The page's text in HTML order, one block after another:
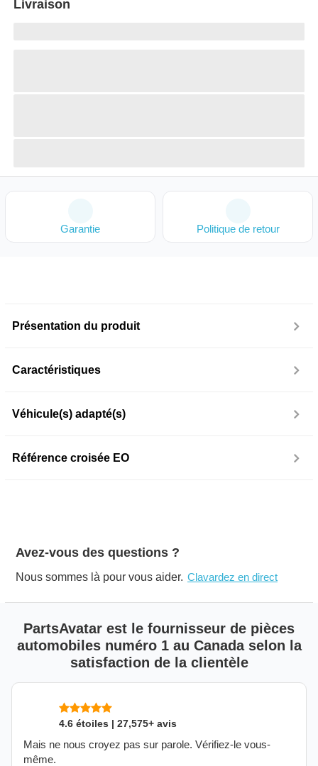
Livraison
Garantie Politique de retour
Présentation du produit
Caractéristiques
Véhicule(s) adapté(s)
Référence croisée EO
Avez-vous des questions ?
Nous sommes là pour vous aider. Clavardez en direct
PartsAvatar est le fournisseur de pièces
automobiles numéro 1 au Canada selon la
satisfaction de la clientèle
4.6 étoiles | 27,575+ avis
Mais ne nous croyez pas sur parole. Vérifiez-le vous-
même.